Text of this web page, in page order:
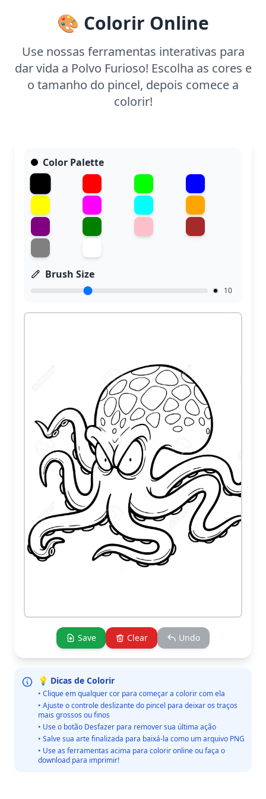
🎨 Colorir Online
Use nossas ferramentas interativas para
dar vida a Polvo Furioso! Escolha as cores e
o tamanho do pincel, depois comece a
colorir!
Color Palette
Brush Size
10
Save Clear Undo
💡 Dicas de Colorir
• Clique em qualquer cor para começar a colorir com ela
• Ajuste o controle deslizante do pincel para deixar os traços
mais grossos ou finos
• Use o botão Desfazer para remover sua última ação
• Salve sua arte finalizada para baixá-la como um arquivo PNG
• Use as ferramentas acima para colorir online ou faça o
download para imprimir!